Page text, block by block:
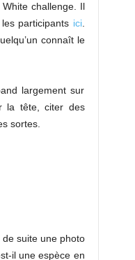
challenge. Il
participants ici.
connaît le
largement sur
la tête, citer des
sortes.
de suite une photo
il une espèce en